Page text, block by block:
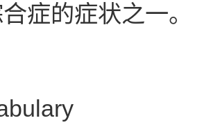
症的症状之一。